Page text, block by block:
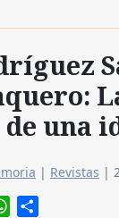
una
| Revistas |
WhatsApp